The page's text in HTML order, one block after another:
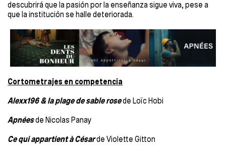
descubrirá que la pasión por la enseñanza sigue viva, pese a
que la institución se halle deteriorada.
Cortometrajes en competencia
Alexx196 & la plage de sable rosede Loïc Hobi
Apnéesde Nicolas Panay
Ce qui appartient à Césarde Violette Gitton